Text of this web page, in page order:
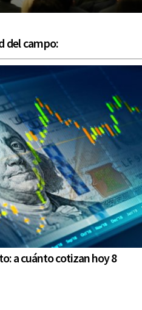
del campo:
a cuánto cotizan hoy 8